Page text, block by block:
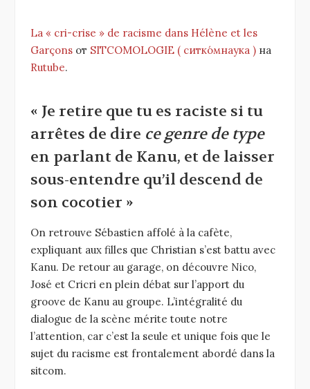
La « cri-crise » de racisme dans Hélène et les
Garçons от SITCOMOLOGIE ( ситко́мнаука ) на
Rutube.
« Je retire que tu es raciste si tu
arrêtes de dire ce genre de type
en parlant de Kanu, et de laisser
sous-entendre qu’il descend de
son cocotier »
On retrouve Sébastien affolé à la cafète,
expliquant aux filles que Christian s’est battu avec
Kanu. De retour au garage, on découvre Nico,
José et Cricri en plein débat sur l’apport du
groove de Kanu au groupe. L’intégralité du
dialogue de la scène mérite toute notre
l’attention, car c’est la seule et unique fois que le
sujet du racisme est frontalement abordé dans la
sitcom.